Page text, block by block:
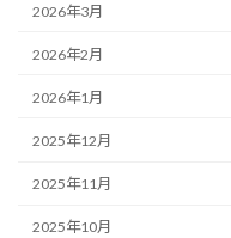
2026年3月
2026年2月
2026年1月
2025年12月
2025年11月
2025年10月